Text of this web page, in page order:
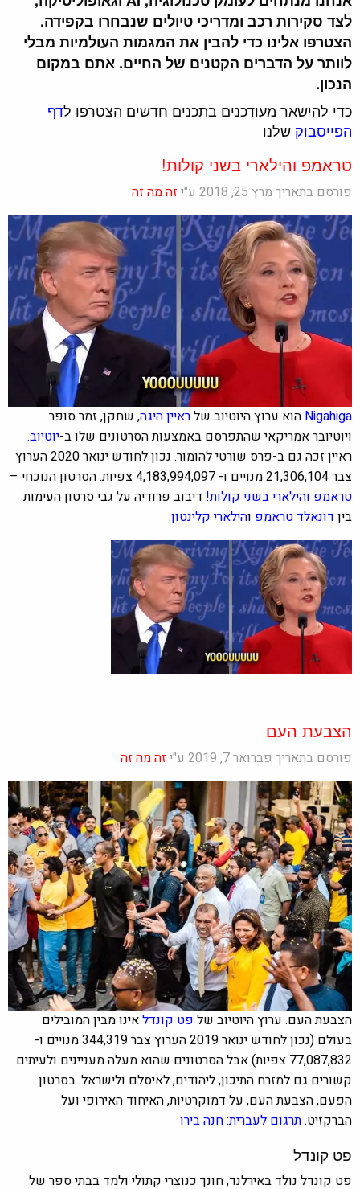
לצד סקירות רכב ומדריכי טיולים שנבחרו בקפידה.
הצטרפו אלינו כדי להבין את המגמות העולמיות מבלי
לוותר על הדברים הקטנים של החיים. אתם במקום
הנכון.
כדי להישאר מעודכנים בתכנים חדשים הצטרפו ל דף
הפייסבוקשלנו
טראמפ והילארי בשני קולות!
פורסם בתאריך מרץ 25, 2018 ע"י זה מה זה
Nigahigaהוא ערוץ היוטיוב שלראיין היגה, שחקן, זמר סופר
ויוטיובר אמריקאי שהתפרסם באמצעות הסרטונים שלו ב-יוטיוב.
ראיין זכה גם ב-פרס שורטי להומור. נכון לחודש ינואר 2020 הערוץ
צבר 21,306,104 מנויים ו-
4,183,994,097צפיות. הסרטון הנוכחי –
טראמפ והילארי בשני קולות!דיבוב פרודיה על גבי סרטון העימות
ביןדונאלד טראמפו הילארי קלינטון.
הצבעת העם
פורסם בתאריך פברואר 7, 2019 ע"י זה מה זה
הצבעת העם. ערוץ היוטיוב שלפט קונדלאינו מבין המובילים
בעולם (נכון לחודש ינואר 2019 הערוץ צבר 344,319 מנויים ו-
77,087,832 צפיות) אבל הסרטונים שהוא מעלה מעניינים ולעיתים
קשורים גם למזרח התיכון, ליהודים, לאיסלם ולישראל. בסרטון
הפעם, הצבעת העם, על דמוקרטיות, האיחוד האירופי ועל
הברקזיט.תרגום לעברית:חנה בירו
פט קונדל
פט קונדל נולד באירלנד, חונך כנוצרי קתולי ולמד בבתי ספר של